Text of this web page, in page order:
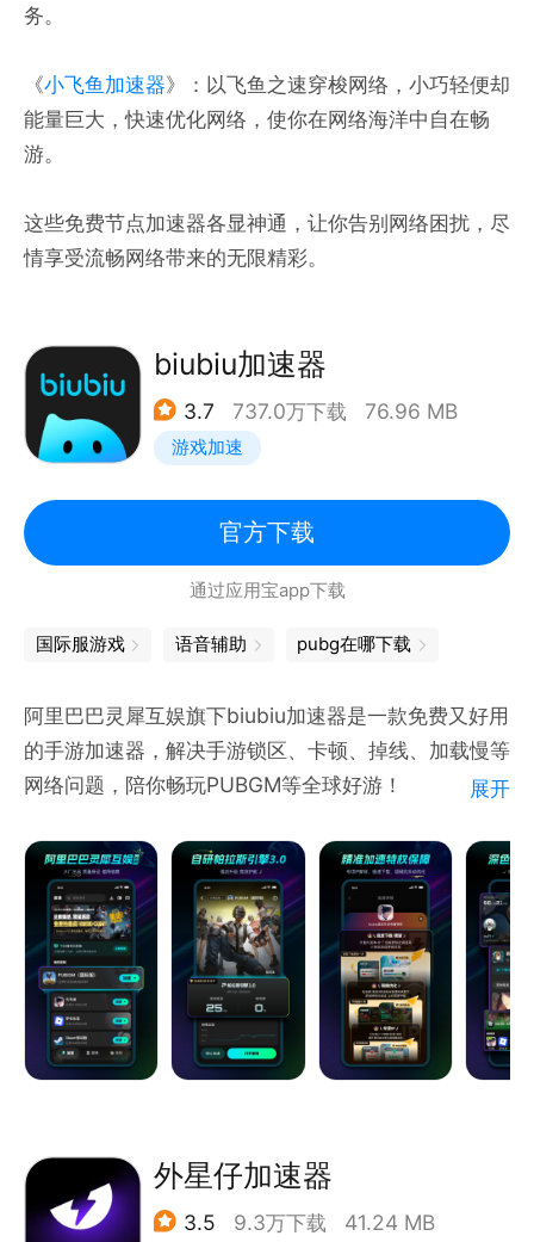
务。
《小飞鱼加速器》：以飞鱼之速穿梭网络，小巧轻便却
能量巨大，快速优化网络，使你在网络海洋中自在畅
游。
这些免费节点加速器各显神通，让你告别网络困扰，尽
情享受流畅网络带来的无限精彩。
biubiu加速器
3.7 737.0万下载 76.96 MB
游戏加速
官方下载
通过应用宝app下载
国际服游戏 语音辅助 pubg在哪下载
阿里巴巴灵犀互娱旗下biubiu加速器是一款免费又好用
的手游加速器，解决手游锁区、卡顿、掉线、加载慢等
网络问题，陪你畅玩PUBGM等全球好游！
【全球手游免费加速】
无需会员真免费加速，全球游戏均可以免费加速，一起
畅玩全球好游！
【海量游戏支持加速】
支持PUBGM、Roblox、和平精英、王者荣耀、Lost
Light、暗区突围、Steam移动版、蛋仔派对、我的世
界、原神、崩坏：星穹铁道、蔚蓝档案、使命召唤等上
稳定低延迟，极速不掉线！biubiu拥有海量网络加速节
点，自研专业的加速引擎，能自动选择最佳线路，享受
“biu～”一般的游戏体验！同时支持超长时间游戏加速
展开
外星仔加速器
3.5 9.3万下载 41.24 MB